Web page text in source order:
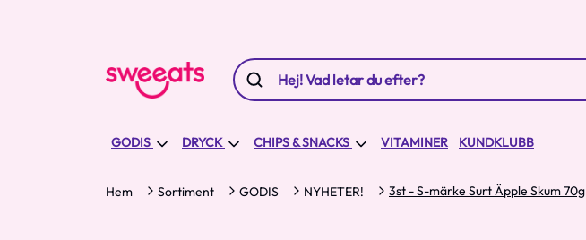
GODIS DRYCK CHIPS & SNACKS VITAMINER KUNDKLUBB
Hem Sortiment GODIS NYHETER! 3st - S-märke Surt Äpple Skum 70g